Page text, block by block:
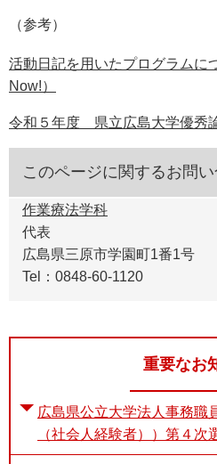
（参考）
活動日記を用いたプログラムに
Now!）
令和５年度 県立広島大学優秀
このページに関するお問
作業療法学科
代表
広島県三原市学園町1番1号
Tel：0848-60-1120
重要なお
広島県公立大学法人事務職
（社会人経験者））第４次